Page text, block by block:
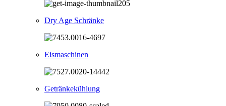
Dry Age Schränke
Eismaschinen
Getränkekühlung